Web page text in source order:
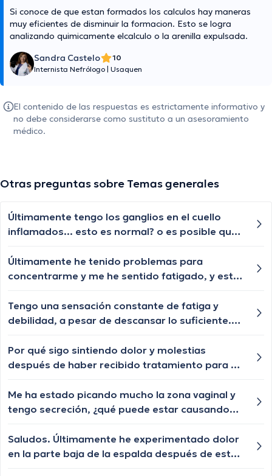
Si conoce de que estan formados los calculos hay maneras
muy eficientes de disminuir la formacion. Esto se logra
analizando quimicamente elcalculo o la arenilla expulsada.
Sandra Castelo
10
Internista Nefrólogo Usaquen
El contenido de las respuestas es estrictamente informativo y
no debe considerarse como sustituto a un asesoramiento
médico.
Otras preguntas sobre Temas generales
Últimamente tengo los ganglios en el cuello
inflamados... esto es normal? o es posible que
Últimamente he tenido problemas para
concentrarme y me he sentido fatigado, y esto
lado izquierdo, ¿podrían estar relacionados
estos síntomas? ¿Qué debería hacer al
Tengo una sensación constante de fatiga y
debilidad, a pesar de descansar lo suficiente.
fatiga persistente y cuándo debería buscar
ayuda médica?
Por qué sigo sintiendo dolor y molestias
después de haber recibido tratamiento para mi
instrucciones cuidadosamente pero no parece
estar funcionando.
Me ha estado picando mucho la zona vaginal y
tengo secreción, ¿qué puede estar causando
respuesta urgente.
Saludos. Últimamente he experimentado dolor
en la parte baja de la espalda después de estar